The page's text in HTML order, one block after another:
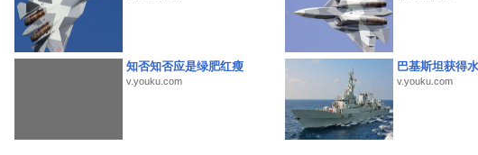
知否知否应是绿肥红瘦
v.youku.com
巴基斯坦获得
v.youku.com